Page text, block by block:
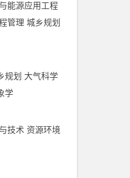
能源应用工程
管理 城乡规划
规划 大气科学
学
技术 资源环境